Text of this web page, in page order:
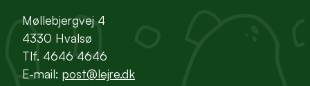
Møllebjergvej 4
4330 Hvalsø
Tlf. 4646 4646
E-mail: post@lejre.dk